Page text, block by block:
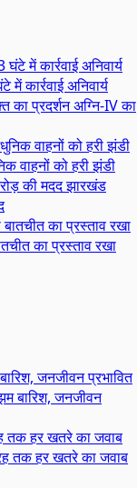
अनिवार्य
अग्नि-IV का
वाहनों को हरी झंडी
झारखंड
का प्रस्ताव रखा
बारिश, जनजीवन
तक हर खतरे का जवाब